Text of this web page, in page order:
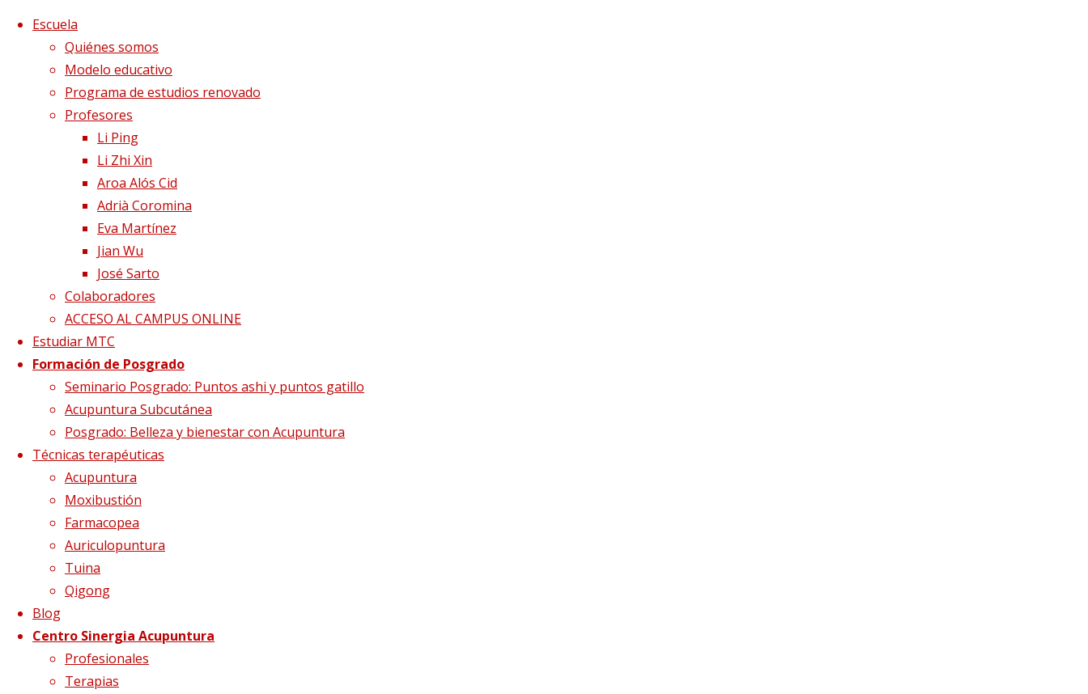
Saltar al contenido
Escuela
Quiénes somos
Modelo educativo
Programa de estudios renovado
Profesores
Li Ping
Li Zhi Xin
Aroa Alós Cid
Adrià Coromina
Eva Martínez
Jian Wu
José Sarto
Colaboradores
ACCESO AL CAMPUS ONLINE
Estudiar MTC
Formación de Posgrado
Seminario Posgrado: Puntos ashi y puntos gatillo
Acupuntura Subcutánea
Posgrado: Belleza y bienestar con Acupuntura
Técnicas terapéuticas
Acupuntura
Moxibustión
Farmacopea
Auriculopuntura
Tuina
Qigong
Blog
Centro Sinergia Acupuntura
Profesionales
Terapias
Página de Inicio
Psicología clínica
C/ Consell de Cent, 355, 2ª – 08007 Barcelona
Teléfono:
Psicología clínica para adultos